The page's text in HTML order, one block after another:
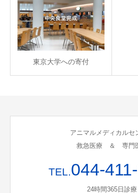
東京大学への寄付
アニマルメディカルセ
救急医療 ＆ 専門
TEL.044-
24時間365日診療